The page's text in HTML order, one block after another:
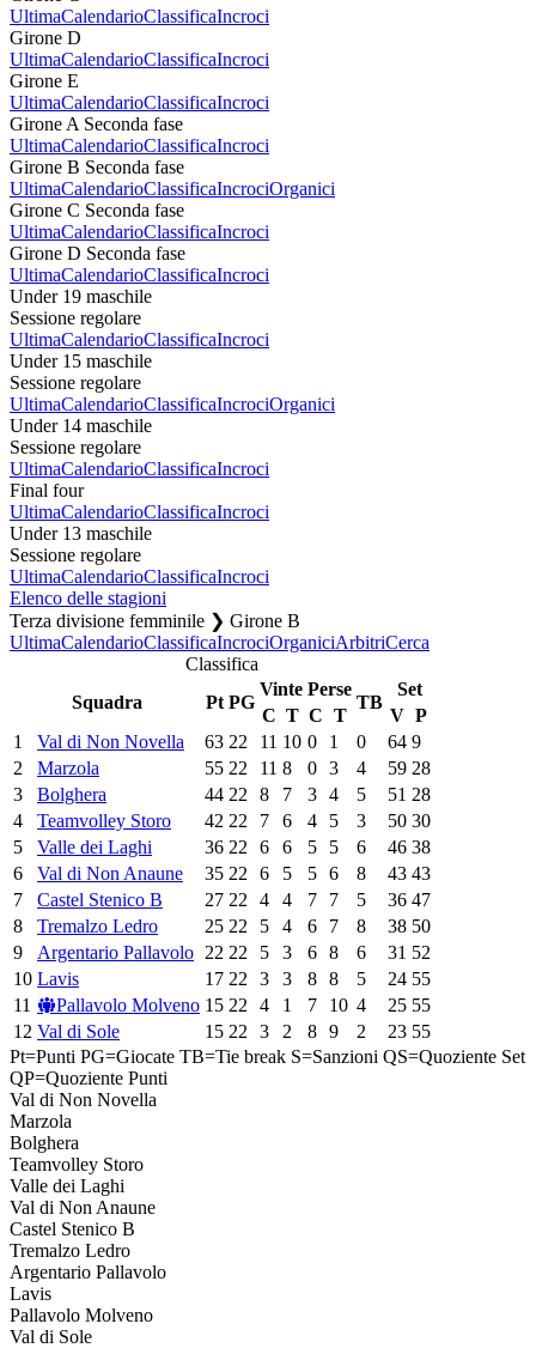
UltimaCalendarioClassificaIncroci
Girone D
UltimaCalendarioClassificaIncroci
Girone E
UltimaCalendarioClassificaIncroci
Girone A Seconda fase
UltimaCalendarioClassificaIncroci
Girone B Seconda fase
UltimaCalendarioClassificaIncrociOrganici
Girone C Seconda fase
UltimaCalendarioClassificaIncroci
Girone D Seconda fase
UltimaCalendarioClassificaIncroci
Under 19 maschile
Sessione regolare
UltimaCalendarioClassificaIncroci
Under 15 maschile
Sessione regolare
UltimaCalendarioClassificaIncrociOrganici
Under 14 maschile
Sessione regolare
UltimaCalendarioClassificaIncroci
Final four
UltimaCalendarioClassificaIncroci
Under 13 maschile
Sessione regolare
UltimaCalendarioClassificaIncroci
Elenco delle stagioni
Terza divisione femminile ❯ Girone B
UltimaCalendarioClassificaIncrociOrganiciArbitriCerca
Classifica
Squadra
Pt PG
Vinte Perse
TB
Set
C T C T V P
1
Val di Non Novella 63 22 11 10 0 1 0 64 9
2
Marzola 55 22 11 8 0 3 4 59 28
3
Bolghera 44 22 8 7 3 4 5 51 28
4
Teamvolley Storo 42 22 7 6 4 5 3 50 30
5
Valle dei Laghi 36 22 6 6 5 5 6 46 38
6
Val di Non Anaune 35 22 6 5 5 6 8 43 43
7
Castel Stenico B 27 22 4 4 7 7 5 36 47
8
Tremalzo Ledro 25 22 5 4 6 7 8 38 50
9
Argentario Pallavolo 22 22 5 3 6 8 6 31 52
10 Lavis 17 22 3 3 8 8 5 24 55
11
Pallavolo Molveno 15 22 4 1 7 10 4 25 55
12 Val di Sole 15 22 3 2 8 9 2 23 55
Pt=Punti PG=Giocate TB=Tie break S=Sanzioni QS=Quoziente Set
QP=Quoziente Punti
Val di Non Novella
Marzola
Bolghera
Teamvolley Storo
Valle dei Laghi
Val di Non Anaune
Castel Stenico B
Tremalzo Ledro
Argentario Pallavolo
Lavis
Pallavolo Molveno
Val di Sole